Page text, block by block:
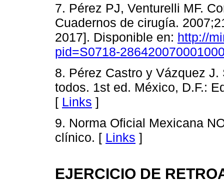
7. Pérez PJ, Venturelli MF.
Cuadernos de cirugía.
2017]. Disponible en: http://
pid=S0718-
8. Pérez Castro y Vázquez
todos. 1st ed. México, D.F.:
[ Links ]
9. Norma Oficial Mexicana
clínico. [ Links ]
EJERCICIO DE